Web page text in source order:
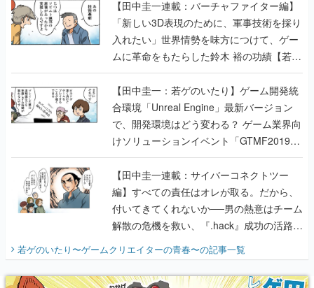
【田中圭一連載：バーチャファイター編】
「新しい3D表現のために、軍事技術を採り
入れたい」世界情勢を味方につけて、ゲー
ムに革命をもたらした鈴木 裕の功績【若ゲ
のいたり】
【田中圭一：若ゲのいたり】ゲーム開発統
合環境「Unreal Engine」最新バージョン
で、開発環境はどう変わる？ ゲーム業界向
けソリューションイベント「GTMF2019」
に行って、より理解を深めよう【PR】
【田中圭一連載：サイバーコネクトツー
編】すべての責任はオレが取る。だから、
付いてきてくれないか──男の熱意はチーム
解散の危機を救い、『.hack』成功の活路を
開く。業界の快男児・松山 洋に流れる血は
『少年ジャンプ』色だった【若ゲのいた
り】
若ゲのいたり〜ゲームクリエイターの青春〜の記事一覧